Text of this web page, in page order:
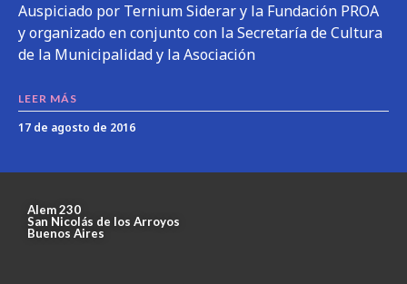
Auspiciado por Ternium Siderar y la Fundación PROA
y organizado en conjunto con la Secretaría de Cultura
de la Municipalidad y la Asociación
LEER MÁS
17 de agosto de 2016
Alem 230
San Nicolás de los Arroyos
Buenos Aires